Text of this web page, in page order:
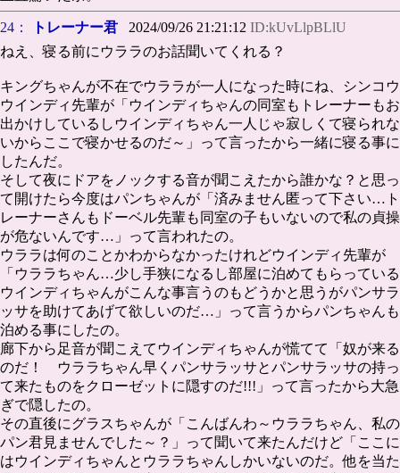
24： トレーナー君 2024/09/26 21:21:12 ID:kUvLlpBLlU
ねえ、寝る前にウララのお話聞いてくれる？
キングちゃんが不在でウララが一人になった時にね、シンコウ
ウインディ先輩が「ウインディちゃんの同室もトレーナーもお
出かけしているしウインディちゃん一人じゃ寂しくて寝られな
いからここで寝かせるのだ～」って言ったから一緒に寝る事に
したんだ。
そして夜にドアをノックする音が聞こえたから誰かな？と思っ
て開けたら今度はパンちゃんが「済みません匿って下さい…ト
レーナーさんもドーベル先輩も同室の子もいないので私の貞操
が危ないんです…」って言われたの。
ウララは何のことかわからなかったけれどウインディ先輩が
「ウララちゃん…少し手狭になるし部屋に泊めてもらっている
ウインディちゃんがこんな事言うのもどうかと思うがパンサラ
ッサを助けてあげて欲しいのだ…」って言うからパンちゃんも
泊める事にしたの。
廊下から足音が聞こえてウインディちゃんが慌てて「奴が来る
のだ！ ウララちゃん早くパンサラッサとパンサラッサの持っ
て来たものをクローゼットに隠すのだ!!!」って言ったから大急
ぎで隠したの。
その直後にグラスちゃんが「こんばんわ～ウララちゃん、私の
パン君見ませんでした～？」って聞いて来たんだけど「ここに
はウインディちゃんとウララちゃんしかいないのだ。他を当た